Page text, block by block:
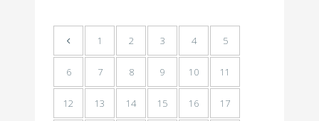
1 2 3 4 5
6 7 8 9 10 11
12 13 14 15 16 17